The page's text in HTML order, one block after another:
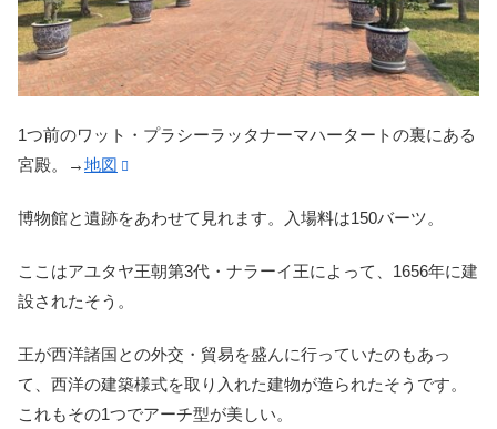
1つ前のワット・プラシーラッタナーマハータートの裏にある
宮殿。→地図
博物館と遺跡をあわせて見れます。入場料は150バーツ。
ここはアユタヤ王朝第3代・ナラーイ王によって、1656年に建
設されたそう。
王が西洋諸国との外交・貿易を盛んに行っていたのもあっ
て、西洋の建築様式を取り入れた建物が造られたそうです。
これもその1つでアーチ型が美しい。